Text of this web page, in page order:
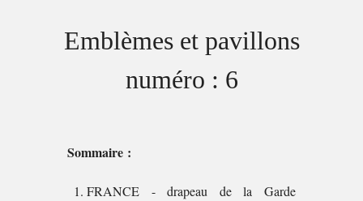
Emblèmes et pavillons
numéro : 6
Sommaire :
FRANCE - drapeau de la Garde